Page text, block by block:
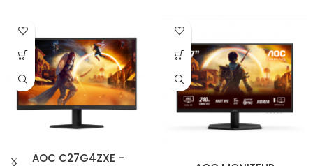
AOC C27G4ZXE –